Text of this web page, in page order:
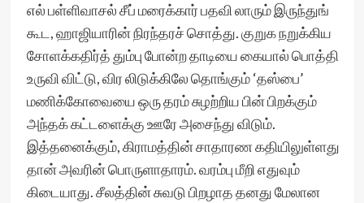
எல் பள்ளிவாசல் சீப் மரைக்கார் பதவி லாரும் இருந்துங்
கூட, ஹாஜியாரின் நிரந்தரச் சொத்து. குறுக நறுக்கிய
சோளக்கதிர்த் தும்பு போன்ற தாடியை கையால் பொத்தி
உருவி விட்டு, விர லிடுக்கிலே தொங்கும் ‘தஸ்பை’
மணிக்கோவையை ஒரு தரம் சுழற்றிய பின் பிறக்கும்
அந்தக் கட்டளைக்கு ஊரே அசைந்து விடும்.
இத்தனைக்கும், கிராமத்தின் சாதாரண கதியிலுள்ளது
தான் அவரின் பொருளாதாரம். வரம்பு மீறி எதுவும்
கிடையாது. சீலத்தின் சுவடு பிறழாத தனது மேலான